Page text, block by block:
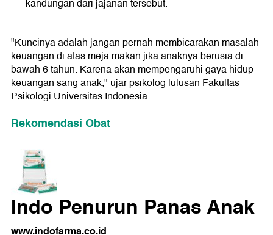
kandungan dari jajanan tersebut.
"Kuncinya adalah jangan pernah membicarakan masalah
keuangan di atas meja makan jika anaknya berusia di
bawah 6 tahun. Karena akan mempengaruhi gaya hidup
keuangan sang anak," ujar psikolog lulusan Fakultas
Psikologi Universitas Indonesia.
Rekomendasi Obat
Indo Penurun Panas Anak
www.indofarma.co.id